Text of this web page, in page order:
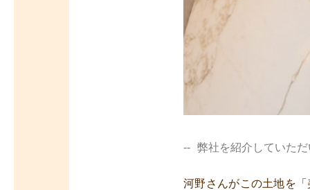
弊社を紹介していた
河野さんがこの土地を